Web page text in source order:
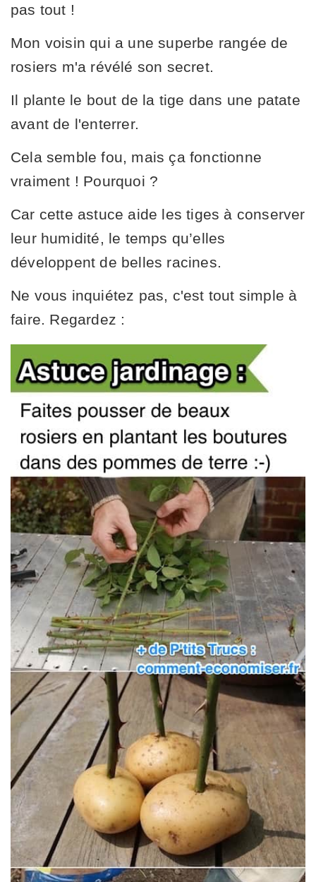
pas tout !
Mon voisin qui a une superbe rangée de
rosiers m'a révélé son secret.
Il plante le bout de la tige dans une patate
avant de l'enterrer.
Cela semble fou, mais ça fonctionne
vraiment ! Pourquoi ?
Car cette astuce aide les tiges à conserver
leur humidité, le temps qu’elles
développent de belles racines.
Ne vous inquiétez pas, c'est tout simple à
faire. Regardez :